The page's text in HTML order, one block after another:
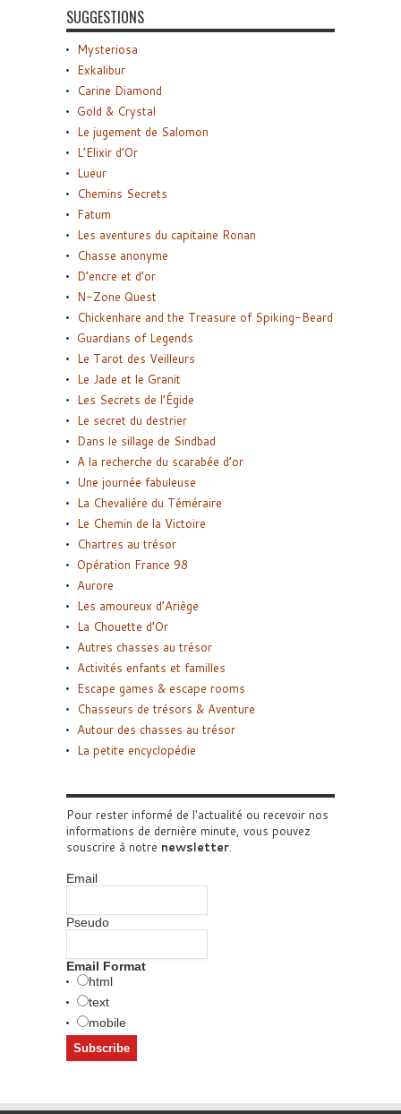
SUGGESTIONS
Mysteriosa
Exkalibur
Carine Diamond
Gold & Crystal
Le jugement de Salomon
L’Elixir d’Or
Lueur
Chemins Secrets
Fatum
Les aventures du capitaine Ronan
Chasse anonyme
D’encre et d’or
N-Zone Quest
Chickenhare and the Treasure of Spiking-Beard
Guardians of Legends
Le Tarot des Veilleurs
Le Jade et le Granit
Les Secrets de l’Égide
Le secret du destrier
Dans le sillage de Sindbad
A la recherche du scarabée d’or
Une journée fabuleuse
La Chevalière du Téméraire
Le Chemin de la Victoire
Chartres au trésor
Opération France 98
Aurore
Les amoureux d’Ariège
La Chouette d’Or
Autres chasses au trésor
Activités enfants et familles
Escape games & escape rooms
Chasseurs de trésors & Aventure
Autour des chasses au trésor
La petite encyclopédie
Pour rester informé de l'actualité ou recevoir nos
informations de dernière minute, vous pouvez
souscrire à notre newsletter.
Email
Pseudo
Email Format
html
text
mobile